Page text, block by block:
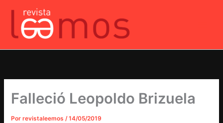
contenido
Falleció Leopoldo Brizuela
Porrevistaleemos/14/05/2019